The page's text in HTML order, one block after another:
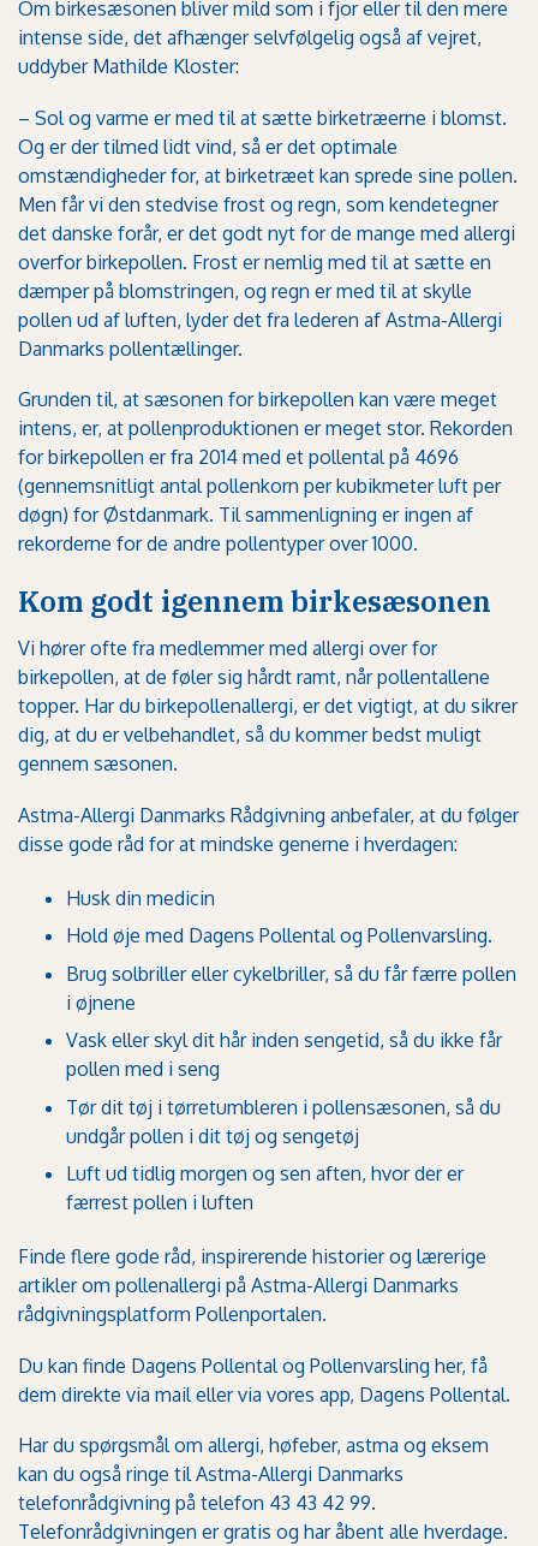
Om birkesæsonen bliver mild som i fjor eller til den mere
intense side, det afhænger selvfølgelig også af vejret,
uddyber Mathilde Kloster:
– Sol og varme er med til at sætte birketræerne i blomst.
Og er der tilmed lidt vind, så er det optimale
omstændigheder for, at birketræet kan sprede sine pollen.
Men får vi den stedvise frost og regn, som kendetegner
det danske forår, er det godt nyt for de mange med allergi
overfor birkepollen. Frost er nemlig med til at sætte en
dæmper på blomstringen, og regn er med til at skylle
pollen ud af luften, lyder det fra lederen af Astma-Allergi
Danmarks pollentællinger.
Grunden til, at sæsonen for birkepollen kan være meget
intens, er, at pollenproduktionen er meget stor. Rekorden
for birkepollen er fra 2014 med et pollental på 4696
(gennemsnitligt antal pollenkorn per kubikmeter luft per
døgn) for Østdanmark. Til sammenligning er ingen af
rekorderne for de andre pollentyper over 1000.
Kom godt igennem birkesæsonen
Vi hører ofte fra medlemmer med allergi over for
birkepollen, at de føler sig hårdt ramt, når pollentallene
topper. Har du birkepollenallergi, er det vigtigt, at du sikrer
dig, at du er velbehandlet, så du kommer bedst muligt
gennem sæsonen.
Astma-Allergi Danmarks Rådgivning anbefaler, at du følger
disse gode råd for at mindske generne i hverdagen:
Husk din medicin
Hold øje med Dagens Pollental og Pollenvarsling.
Brug solbriller eller cykelbriller, så du får færre pollen
i øjnene
Vask eller skyl dit hår inden sengetid, så du ikke får
pollen med i seng
Tør dit tøj i tørretumbleren i pollensæsonen, så du
undgår pollen i dit tøj og sengetøj
Luft ud tidlig morgen og sen aften, hvor der er
færrest pollen i luften
Finde flere gode råd, inspirerende historier og lærerige
artikler om pollenallergi på Astma-Allergi Danmarks
rådgivningsplatform Pollenportalen.
Du kan finde Dagens Pollental og Pollenvarsling her, få
dem direkte via mail ellervia vores app, Dagens Pollental.
Har du spørgsmål om allergi, høfeber, astma og eksem
kan du også ringe tilAstma-Allergi Danmarks
telefonrådgivning på telefon 43 43 42 99.
Telefonrådgivningen er gratis og har åbent alle hverdage.